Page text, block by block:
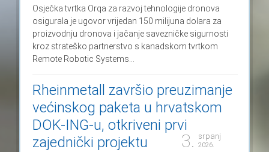
Osječka tvrtka Orqa za razvoj tehnologije dronova
osigurala je ugovor vrijedan 150 milijuna dolara za
proizvodnju dronova i jačanje savezničke sigurnosti
kroz strateško partnerstvo s kanadskom tvrtkom
Remote Robotic Systems...
3. srpanj
2026.
Rheinmetall završio preuzimanje
većinskog paketa u hrvatskom
DOK-ING-u, otkriveni prvi
zajednički projektu